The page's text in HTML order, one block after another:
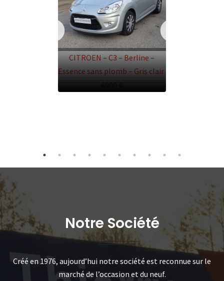
CITROEN – C3 – Berline –
Essence sans plomb – Gris clair
6900 €
Notre Société
Créé en 1976, aujourd’hui notre société est reconnue sur le
marché de l’occasion et du neuf.